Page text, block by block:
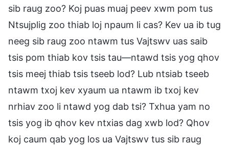
sib raug zoo? Koj puas muaj peev xwm pom tus
Ntsujplig zoo thiab loj npaum li cas? Kev ua ib tug
neeg sib raug zoo ntawm tus Vajtswv uas saib
tsis pom thiab kov tsis tau—ntawd tsis yog qhov
tsis meej thiab tsis tseeb lod? Lub ntsiab tseeb
ntawm txoj kev xyaum ua ntawm ib txoj kev
nrhiav zoo li ntawd yog dab tsi? Txhua yam no
tsis yog ib qhov kev ntxias dag xwb lod? Qhov
koj caum qab yog los ua Vajtswv tus sib raug